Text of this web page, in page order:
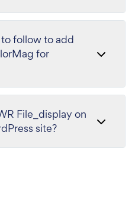
follow to add
for
File_display on
site?